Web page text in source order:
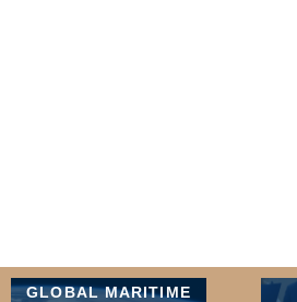
GLOBAL MARITIME